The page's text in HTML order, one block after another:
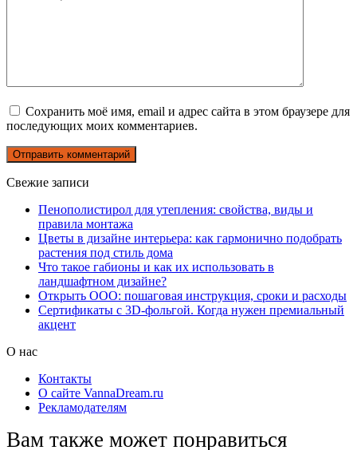
Сохранить моё имя, email и адрес сайта в этом браузере для
последующих моих комментариев.
Свежие записи
Пенополистирол для утепления: свойства, виды и
правила монтажа
Цветы в дизайне интерьера: как гармонично подобрать
растения под стиль дома
Что такое габионы и как их использовать в
ландшафтном дизайне?
Открыть ООО: пошаговая инструкция, сроки и расходы
Сертификаты с 3D-фольгой. Когда нужен премиальный
акцент
О нас
Контакты
О сайте VannaDream.ru
Рекламодателям
Вам также может понравиться